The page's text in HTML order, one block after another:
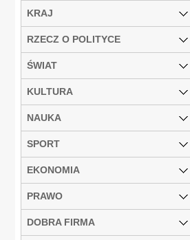
KRAJ
RZECZ O POLITYCE
ŚWIAT
KULTURA
NAUKA
SPORT
EKONOMIA
PRAWO
DOBRA FIRMA